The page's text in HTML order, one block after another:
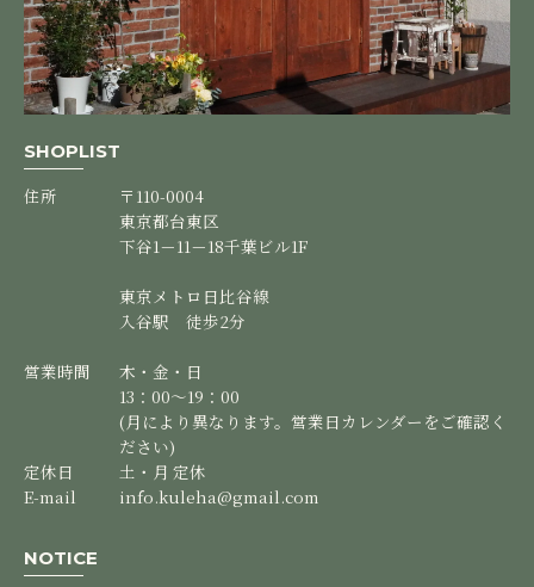
SHOPLIST
住所
〒110-0004
東京都台東区
下谷1－11－18千葉ビル1F
東京メトロ日比谷線
入谷駅 徒歩2分
営業時間
木・金・日
13：00～19：00
(月により異なります。営業日カレンダーをご確認く
ださい)
定休日
土・月 定休
E-mail
info.kuleha@gmail.com
NOTICE